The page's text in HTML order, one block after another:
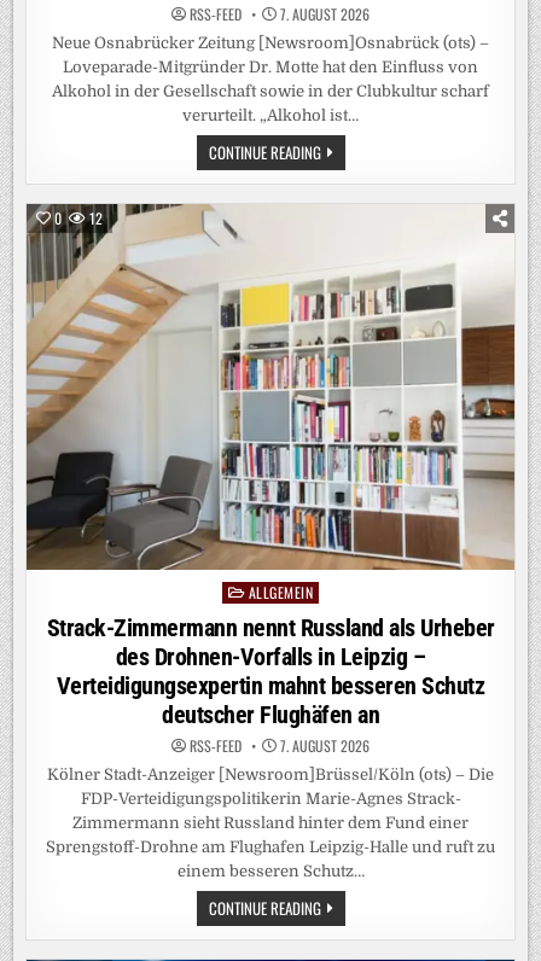
RSS-FEED 7. AUGUST 2026
Neue Osnabrücker Zeitung [Newsroom]Osnabrück (ots) –
Loveparade-Mitgründer Dr. Motte hat den Einfluss von
Alkohol in der Gesellschaft sowie in der Clubkultur scharf
verurteilt. „Alkohol ist…
CONTINUE READINGTECHNO-
PIONIER
DR.
DER
STÄRKSTEN
DROGEN
AUF
DIESEM
PLANETEN“
/
LOVEPARADE-
MITGRÜNDER
DR.
MOTTE
VERURTEILT
ALKOHOLKONSUM
AUF
TECHNO-
EVENTS
0 12
PostedALLGEMEIN
Strack-Zimmermann nennt Russland als Urheber
des Drohnen-Vorfalls in Leipzig –
Verteidigungsexpertin mahnt besseren Schutz
deutscher Flughäfen an
RSS-FEED 7. AUGUST 2026
Kölner Stadt-Anzeiger [Newsroom]Brüssel/Köln (ots) – Die
FDP-Verteidigungspolitikerin Marie-Agnes Strack-
Zimmermann sieht Russland hinter dem Fund einer
Sprengstoff-Drohne am Flughafen Leipzig-Halle und ruft zu
einem besseren Schutz…
CONTINUE READINGSTRACK-
ZIMMERMANN
NENNT